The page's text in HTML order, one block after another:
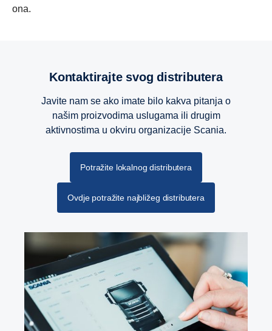
ona.
Kontaktirajte svog distributera
Javite nam se ako imate bilo kakva pitanja o
našim proizvodima uslugama ili drugim
aktivnostima u okviru organizacije Scania.
Potražite lokalnog distributera
Ovdje potražite najbližeg distributera